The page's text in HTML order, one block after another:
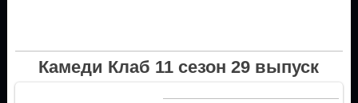
Камеди Клаб 11 сезон 29 выпуск